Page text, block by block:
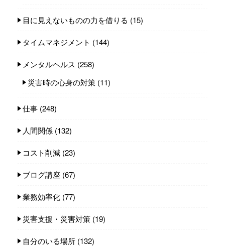
目に見えないものの力を借りる (15)
タイムマネジメント (144)
メンタルヘルス (258)
災害時の心身の対策 (11)
仕事 (248)
人間関係 (132)
コスト削減 (23)
ブログ講座 (67)
業務効率化 (77)
災害支援・災害対策 (19)
自分のいる場所 (132)